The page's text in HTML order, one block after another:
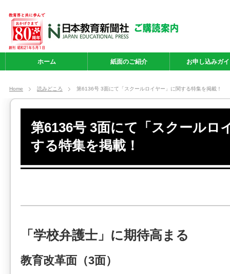
ホーム 紙面のご紹介 お申し込みガ
Home 読みどころ 第6136号 3面にて「スクールロイヤー」に関する特集を掲載！
第6136号 3面にて「スクールロ
する特集を掲載！
「学校弁護士」に期待高まる
教育改革面（3面）